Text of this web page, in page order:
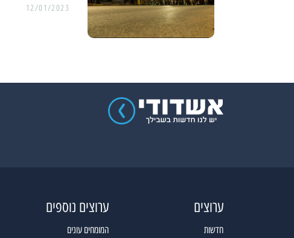
12/01/2023
ערוצים
חדשות
ערוצים נוספים
המומחים עונים